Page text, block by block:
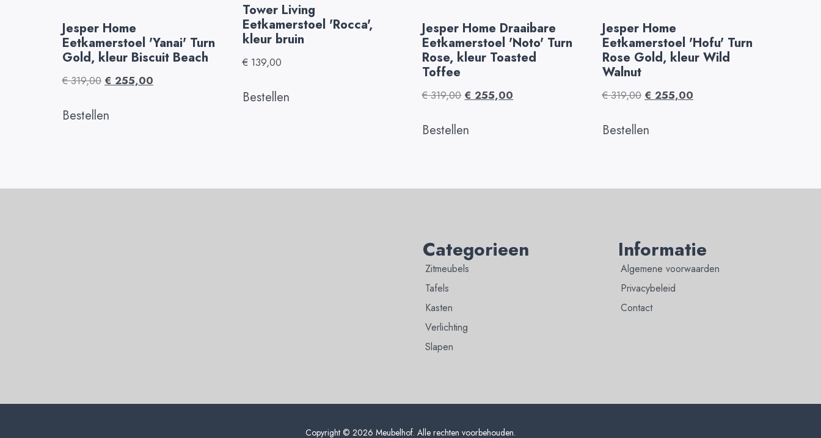
Jesper Home
Eetkamerstoel 'Yanai' Turn
Gold, kleur Biscuit Beach
€319,00 € 255,00
Bestellen
Tower Living
Eetkamerstoel 'Rocca',
kleur bruin
€139,00
Bestellen
Jesper Home Draaibare
Eetkamerstoel 'Noto' Turn
Rose, kleur Toasted
Toffee
€319,00 € 255,00
Bestellen
Jesper Home
Eetkamerstoel 'Hofu' Turn
Rose Gold, kleur Wild
Walnut
€319,00 € 255,00
Bestellen
Categorieen
Zitmeubels
Tafels
Kasten
Verlichting
Slapen
Informatie
Algemene voorwaarden
Privacybeleid
Contact
Copyright © 2026 Meubelhof. Alle rechten voorbehouden.